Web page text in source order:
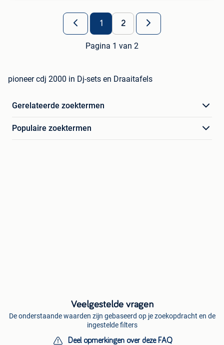
1 2
Pagina 1 van 2
pioneer cdj 2000 in Dj-sets en Draaitafels
Gerelateerde zoektermen
Populaire zoektermen
Veelgestelde vragen
De onderstaande waarden zijn gebaseerd op je zoekopdracht en de
ingestelde filters
Deel opmerkingen over deze FAQ